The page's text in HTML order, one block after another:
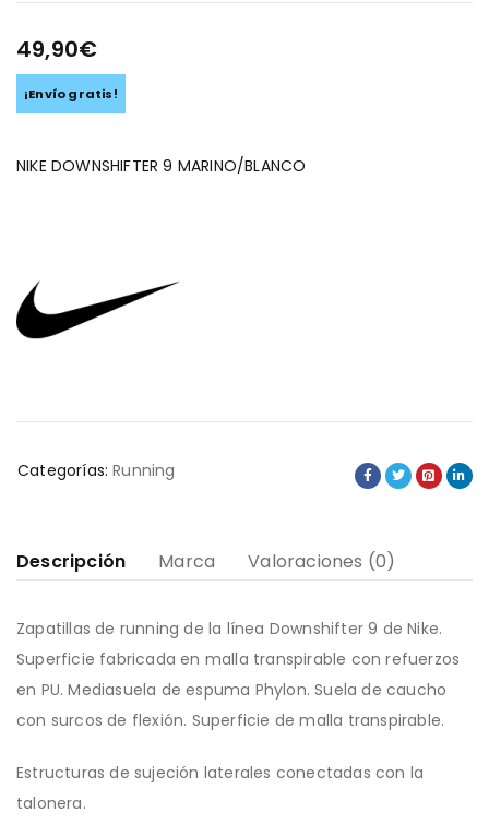
49,90€
¡Envío gratis!
NIKE DOWNSHIFTER 9 MARINO/BLANCO
Categorías: Running
Descripción Marca Valoraciones (0)
Zapatillas de running de la línea Downshifter 9 de Nike.
Superficie fabricada en malla transpirable con refuerzos
en PU. Mediasuela de espuma Phylon. Suela de caucho
con surcos de flexión. Superficie de malla transpirable.
Estructuras de sujeción laterales conectadas con la
talonera.